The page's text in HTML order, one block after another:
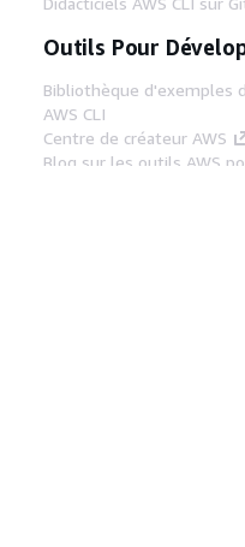
Outils Pour
Bibliothèque d'exemples
AWS CLI
Centre de créateur AWS
Blog sur les outils AWS